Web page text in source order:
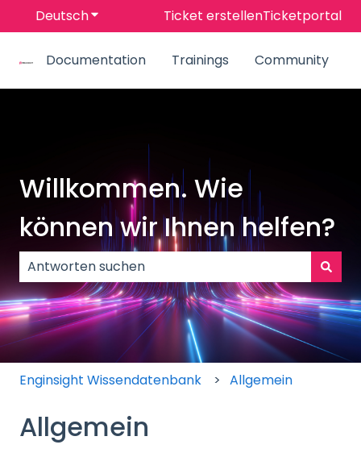
DeutschUntermenü für Übersetzungen anzeigen
Ticket erstellenTicketportal
Documentation Trainings Community
Willkommen. Wie
können wir Ihnen helfen?
Es gibt keine Vorschläge, da das Suchfeld leer ist.
Enginsight Wissendatenbank Allgemein
Allgemein